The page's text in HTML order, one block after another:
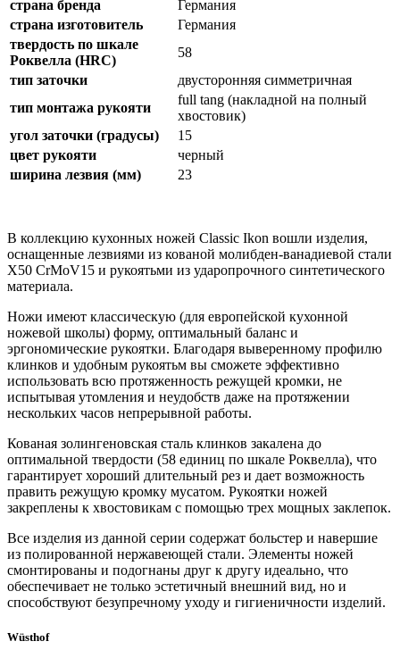
страна бренда
Германия
страна изготовитель
Германия
твердость по шкале
Роквелла (HRC)
58
тип заточки
двусторонняя симметричная
тип монтажа рукояти
full tang (накладной на полный
хвостовик)
угол заточки (градусы)
15
цвет рукояти
черный
ширина лезвия (мм)
23
В коллекцию кухонных ножей Classic Ikon вошли изделия,
оснащенные лезвиями из кованой молибден-ванадиевой стали
X50 CrMoV15 и рукоятьми из ударопрочного синтетического
материала.
Ножи имеют классическую (для европейской кухонной
ножевой школы) форму, оптимальный баланс и
эргономические рукоятки. Благодаря выверенному профилю
клинков и удобным рукоятьм вы сможете эффективно
использовать всю протяженность режущей кромки, не
испытывая утомления и неудобств даже на протяжении
нескольких часов непрерывной работы.
Кованая золингеновская сталь клинков закалена до
оптимальной твердости (58 единиц по шкале Роквелла), что
гарантирует хороший длительный рез и дает возможность
править режущую кромку мусатом. Рукоятки ножей
закреплены к хвостовикам с помощью трех мощных заклепок.
Все изделия из данной серии содержат больстер и навершие
из полированной нержавеющей стали. Элементы ножей
смонтированы и подогнаны друг к другу идеально, что
обеспечивает не только эстетичный внешний вид, но и
способствуют безупречному уходу и гигиеничности изделий.
Wüsthof